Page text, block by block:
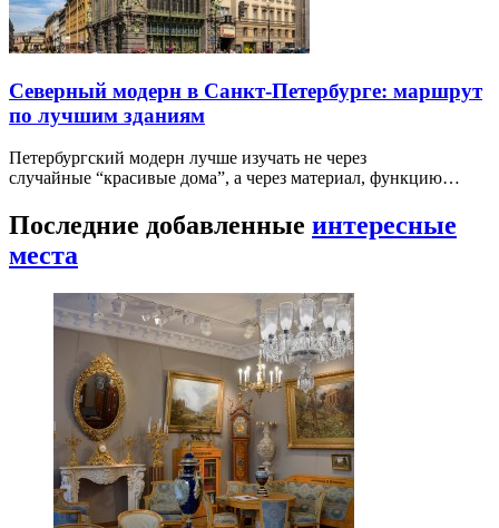
Северный модерн в Санкт-Петербурге: маршрут
по лучшим зданиям
Петербургский модерн лучше изучать не через
случайные “красивые дома”, а через материал, функцию…
Последние добавленные интересные
места